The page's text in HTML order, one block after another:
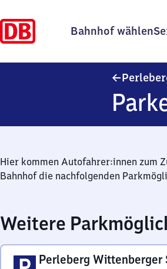
Bahnhof wählen
Hier kommen Autofahrer:innen zum
Bahnhof die nachfolgenden
Weitere
Perleberg Wittenberger